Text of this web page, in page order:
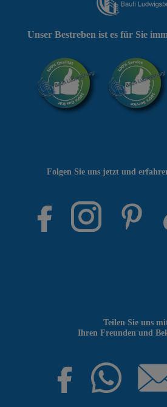
Teilen Sie uns
Ihren Freunden und
Folgen Sie uns jetzt und
Unser Bestreben ist es für Sie